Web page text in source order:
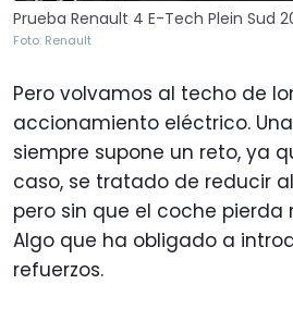
Prueba Renault 4 E-Tech Plein Sud
Foto: Renault
Pero volvamos al techo de
accionamiento eléctrico.
siempre supone un reto, ya
caso, se tratado de reducir
pero sin que el coche pierda
Algo que ha obligado a
refuerzos.